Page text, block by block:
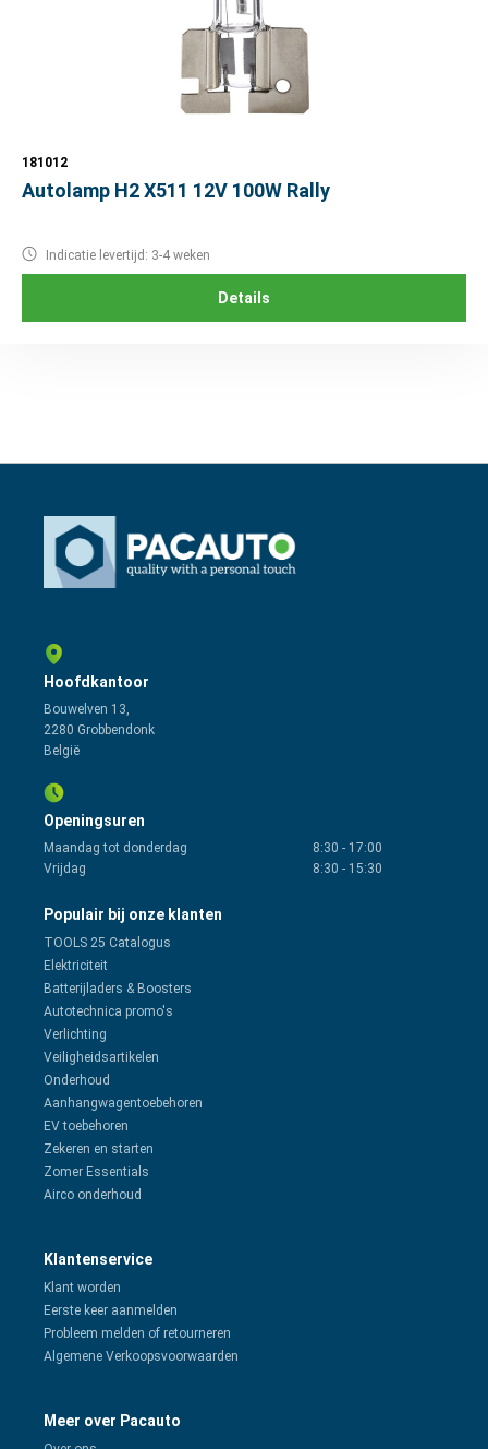
181012
Autolamp H2 X511 12V 100W Rally
Indicatie levertijd: 3-4 weken
Details
Hoofdkantoor
Bouwelven 13,
2280 Grobbendonk
België
Openingsuren
Maandag tot donderdag 8:30 - 17:00
Vrijdag
8:30 - 15:30
Populair bij onze klanten
TOOLS 25 Catalogus
Elektriciteit
Batterijladers & Boosters
Autotechnica promo's
Verlichting
Veiligheidsartikelen
Onderhoud
Aanhangwagentoebehoren
EV toebehoren
Zekeren en starten
Zomer Essentials
Airco onderhoud
Klantenservice
Klant worden
Eerste keer aanmelden
Probleem melden of retourneren
Algemene Verkoopsvoorwaarden
Meer over Pacauto